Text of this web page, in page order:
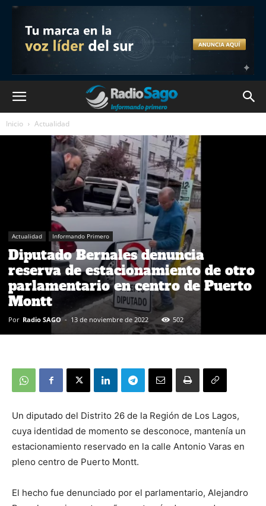
Inicio Actualidad
Actualidad Informando Primero
Diputado Bernales denuncia
reserva de estacionamiento de otro
parlamentario en centro de Puerto
Montt
Por Radio SAGO - 13 de noviembre de 2022 502
Un diputado del Distrito 26 de la Región de Los Lagos,
cuya identidad de momento se desconoce, mantenía un
estacionamiento reservado en la calle Antonio Varas en
pleno centro de Puerto Montt.
El hecho fue denunciado por el parlamentario, Alejandro